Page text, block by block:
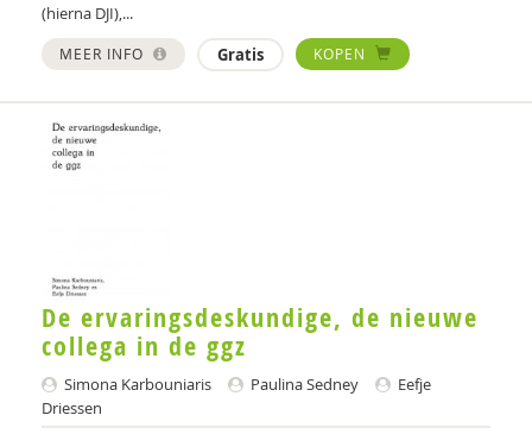
Lenneke Docter
Nel Doornbos
Eefje Driessen
Ans van Eijden
Merijn Eikelenboom
(hierna DJI),...
MEER INFO Gratis KOPEN
De ervaringsdeskundige, de nieuwe
collega in de ggz
Simona Karbouniaris Paulina Sedney
Eefje
Driessen